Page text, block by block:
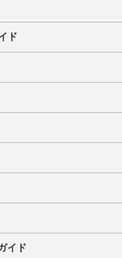
ド
イド